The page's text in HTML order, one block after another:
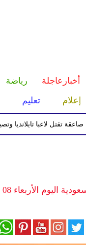
أخبارعاجلة رياضة
إعلام تعليم
تايلانديا وتصيب 12 آخرين خلال مباراة
الأربعاء 08 يوليو/ تموز 2026